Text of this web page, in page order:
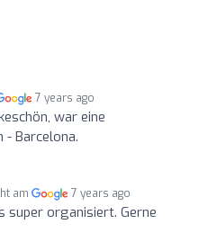
7 years ago
war eine
- Barcelona.
am 7 years ago
super organisiert. Gerne